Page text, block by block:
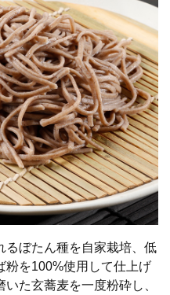
るぼたん種を自家栽培、低
粉を100%使用して仕上げ
た玄蕎麦を一度粉砕し、